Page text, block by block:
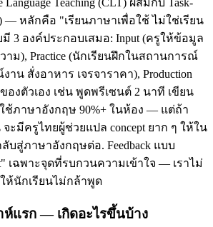
Language Teaching (CLT) ผสมกับ Task-
— หลักคือ "เรียนภาษาเพื่อใช้ ไม่ใช่เรียน
3 องค์ประกอบเสมอ: Input (ครูให้ข้อมูล
าม), Practice (นักเรียนฝึกในสถานการณ์
น สั่งอาหาร เจรจาราคา), Production
องตัวเอง เช่น พูดพรีเซนต์ 2 นาที เขียน
ช้ภาษาอังกฤษ 90%+ ในห้อง — แต่ถ้า
ะมีครูไทยผู้ช่วยแปล concept ยาก ๆ ให้ใน
บสู่ภาษาอังกฤษต่อ. Feedback แบบ
เฉพาะจุดที่รบกวนความเข้าใจ — เราไม่
ห้นักเรียนไม่กล้าพูด
ห์แรก — เกิดอะไรขึ้นบ้าง